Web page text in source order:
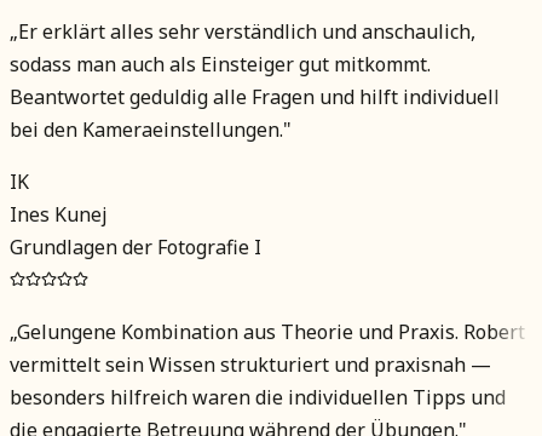
„Er erklärt alles sehr verständlich und anschaulich,
sodass man auch als Einsteiger gut mitkommt.
Beantwortet geduldig alle Fragen und hilft individuell
bei den Kameraeinstellungen."
IK
Ines Kunej
Grundlagen der Fotografie I
„Gelungene Kombination aus Theorie und Praxis. Robert
vermittelt sein Wissen strukturiert und praxisnah —
besonders hilfreich waren die individuellen Tipps und
die engagierte Betreuung während der Übungen."